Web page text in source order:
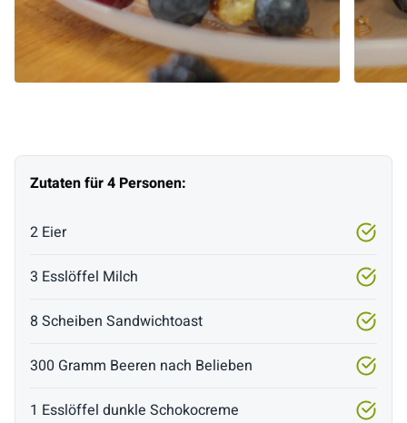
Zutaten für 4 Personen:
2 Eier
3 Esslöffel Milch
8 Scheiben Sandwichtoast
300 Gramm Beeren nach Belieben
1 Esslöffel dunkle Schokocreme